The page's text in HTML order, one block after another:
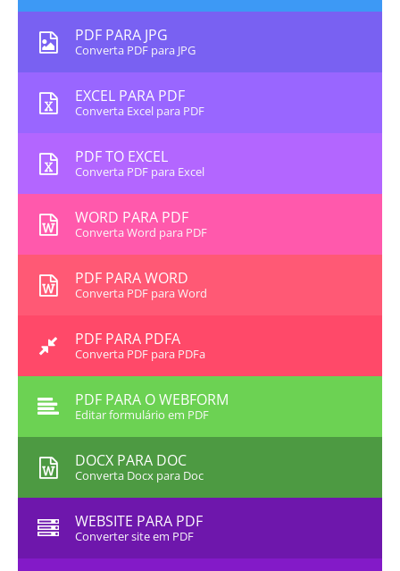
PDF PARA JPG
Converta PDF para JPG
EXCEL PARA PDF
Converta Excel para PDF
PDF TO EXCEL
Converta PDF para Excel
WORD PARA PDF
Converta Word para PDF
PDF PARA WORD
Converta PDF para Word
PDF PARA PDFA
Converta PDF para PDFa
PDF PARA O WEBFORM
Editar formulário em PDF
DOCX PARA DOC
Converta Docx para Doc
WEBSITE PARA PDF
Converter site em PDF